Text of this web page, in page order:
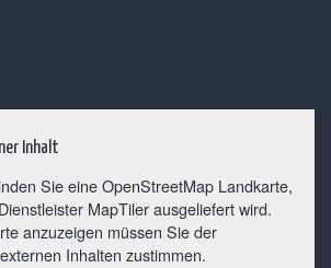
Inhalt
Sie eine OpenStreetMap Landkarte,
MapTiler ausgeliefert wird.
anzuzeigen müssen Sie der
Inhalten zustimmen.